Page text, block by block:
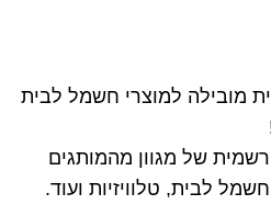
מובילה למוצרי חשמל לבית
רשמית של מגוון מהמותגים
לבית, טלוויזיות ועוד.